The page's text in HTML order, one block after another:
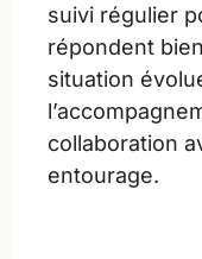
suivi régulier
répondent
situation
collaboration
entourage.